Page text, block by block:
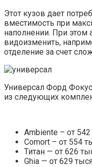
Этот кузов дает
вместимость при
наполнении. При
видоизменить,
отделение за счет
Универсал Форд
из следующих
Ambiente – от
Comort – от 554
Титан — от 626
Ghia — от 629